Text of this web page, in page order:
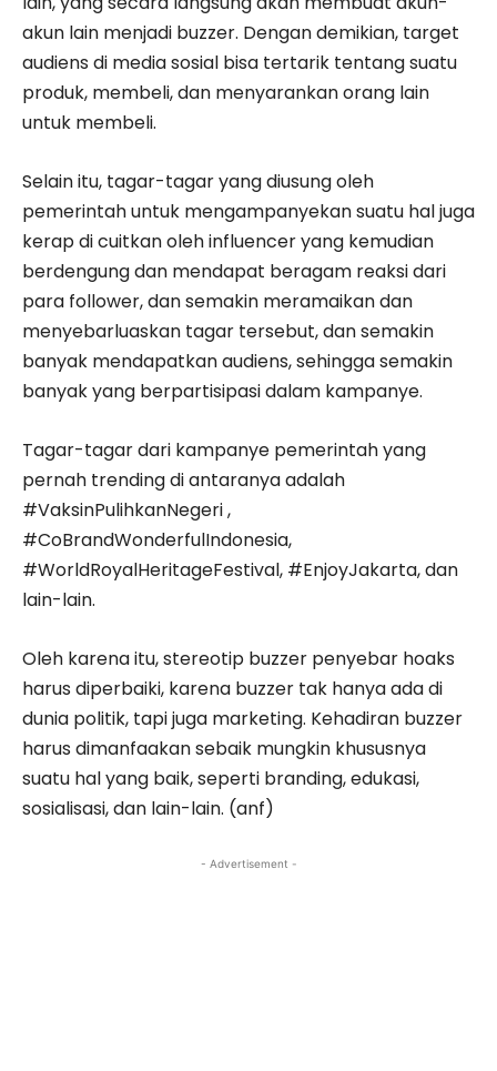
akun lain menjadi buzzer. Dengan demikian, target
audiens di media sosial bisa tertarik tentang suatu
produk, membeli, dan menyarankan orang lain
untuk membeli.
Selain itu, tagar-tagar yang diusung oleh
pemerintah untuk mengampanyekan suatu hal juga
kerap di cuitkan oleh influencer yang kemudian
berdengung dan mendapat beragam reaksi dari
para follower, dan semakin meramaikan dan
menyebarluaskan tagar tersebut, dan semakin
banyak mendapatkan audiens, sehingga semakin
banyak yang berpartisipasi dalam kampanye.
Tagar-tagar dari kampanye pemerintah yang
pernah trending di antaranya adalah
#VaksinPulihkanNegeri ,
#CoBrandWonderfulIndonesia,
#WorldRoyalHeritageFestival, #EnjoyJakarta, dan
lain-lain.
Oleh karena itu, stereotip buzzer penyebar hoaks
harus diperbaiki, karena buzzer tak hanya ada di
dunia politik, tapi juga marketing. Kehadiran buzzer
harus dimanfaakan sebaik mungkin khususnya
suatu hal yang baik, seperti branding, edukasi,
sosialisasi, dan lain-lain. (anf)
- Advertisement -